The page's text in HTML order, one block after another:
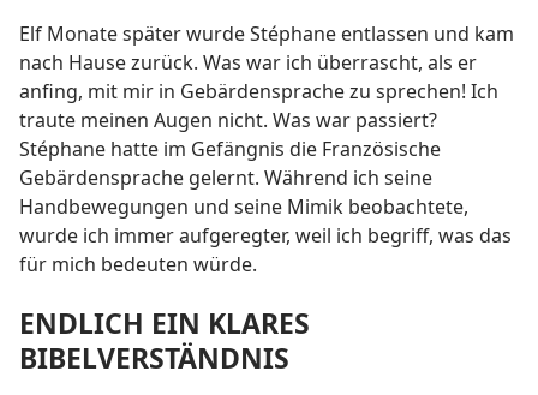
Elf Monate später wurde Stéphane entlassen und kam
nach Hause zurück. Was war ich überrascht, als er
anfing, mit mir in Gebärdensprache zu sprechen! Ich
traute meinen Augen nicht. Was war passiert?
Stéphane hatte im Gefängnis die Französische
Gebärdensprache gelernt. Während ich seine
Handbewegungen und seine Mimik beobachtete,
wurde ich immer aufgeregter, weil ich begriff, was das
für mich bedeuten würde.
ENDLICH EIN KLARES
BIBELVERSTÄNDNIS